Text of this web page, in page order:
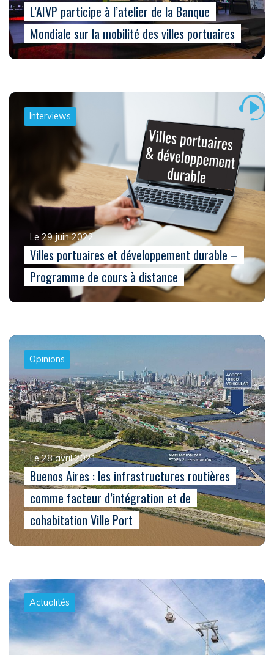
L’AIVP participe à l’atelier de la Banque
Mondiale sur la mobilité des villes portuaires
Interviews
Le 29 juin 2022
Villes portuaires et développement durable –
Programme de cours à distance
Opinions
Le 28 avril 2021
Buenos Aires : les infrastructures routières
comme facteur d’intégration et de
cohabitation Ville Port
Actualités